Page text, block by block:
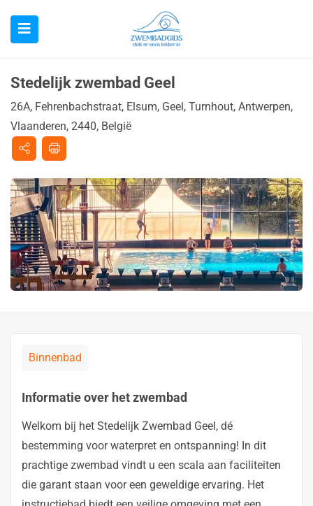
Stedelijk zwembad Geel
26A, Fehrenbachstraat, Elsum, Geel, Turnhout, Antwerpen,
Vlaanderen, 2440, België
Binnenbad
Informatie over het zwembad
Welkom bij het Stedelijk Zwembad Geel, dé
bestemming voor waterpret en ontspanning! In dit
prachtige zwembad vindt u een scala aan faciliteiten
die garant staan voor een geweldige ervaring. Het